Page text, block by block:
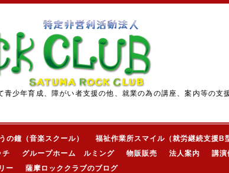
少年育成、障がい者支援の他、就業の為の講座、案内等の支
の鐘（音楽スクール） 福祉作業所スマイル（就労継続支援B
チ グループホーム ルミング 物販販売 法人案内 講演
ー
薩摩ロッククラブのブログ